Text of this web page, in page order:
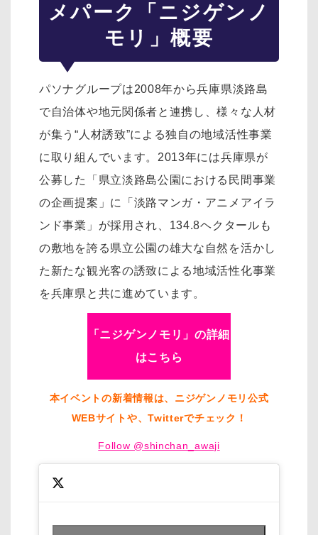
メパーク「ニジゲンノ
モリ」概要
パソナグループは2008年から兵庫県淡路島
で自治体や地元関係者と連携し、様々な人材
が集う“人材誘致”による独自の地域活性事業
に取り組んでいます。2013年には兵庫県が
公募した「県立淡路島公園における民間事業
の企画提案」に「淡路マンガ・アニメアイラ
ンド事業」が採用され、134.8ヘクタールも
の敷地を誇る県立公園の雄大な自然を活かし
た新たな観光客の誘致による地域活性化事業
を兵庫県と共に進めています。
「ニジゲンノモリ」の詳細
はこちら
本イベントの新着情報は、ニジゲンノモリ公式
WEBサイトや、Twitterでチェック！
Follow @shinchan_awaji